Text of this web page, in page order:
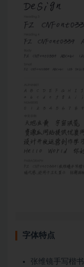
字体特点
张维镜手写楷书